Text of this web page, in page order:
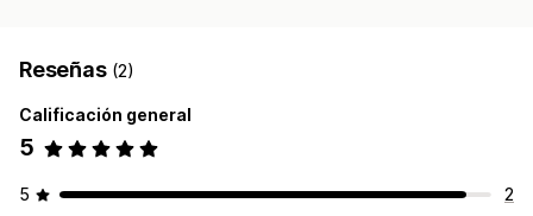
Reseñas (2)
Calificación general
5
5
2